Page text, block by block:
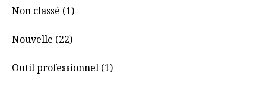
Non classé (1)
Nouvelle (22)
Outil professionnel (1)